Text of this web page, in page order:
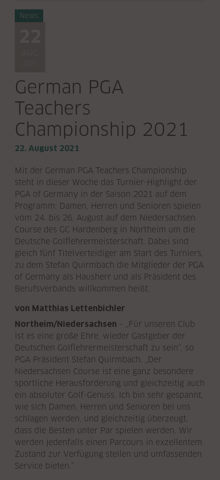
News
German PGA
Teachers
Championship 2021
22. August 2021
Mit der German PGA Teachers Championship
steht in dieser Woche das Turnier-Highlight der
PGA of Germany in der Saison 2021 auf dem
Programm: Damen, Herren und Senioren spielen
vom 24. bis 26. August auf dem Niedersachsen
Course des GC Hardenberg in Northeim um die
Deutsche Golflehrermeisterschaft. Dabei sind
gleich fünf Titelverteidiger am Start des Turniers,
zu dem Stefan Quirmbach die Mitglieder der PGA
of Germany als Hausherr und als Präsident des
Berufsverbands willkommen heißt.
von Matthias Lettenbichler
Northeim/Niedersachsen – „Für unseren Club
ist es eine große Ehre, wieder Gastgeber der
Deutschen Golflehrermeisterschaft zu sein“, so
PGA Präsident Stefan Quirmbach. „Der
Niedersachsen Course ist eine ganz besondere
sportliche Herausforderung und gleichzeitig auch
ein absoluter Golf-Genuss. Ich bin sehr gespannt,
wie sich Damen, Herren und Senioren bei uns
schlagen werden, und gleichzeitig überzeugt,
dass die Besten unter Par spielen werden. Wir
werden jedenfalls einen Parcours in exzellentem
Zustand zur Verfügung stellen und umfassenden
Service bieten.“